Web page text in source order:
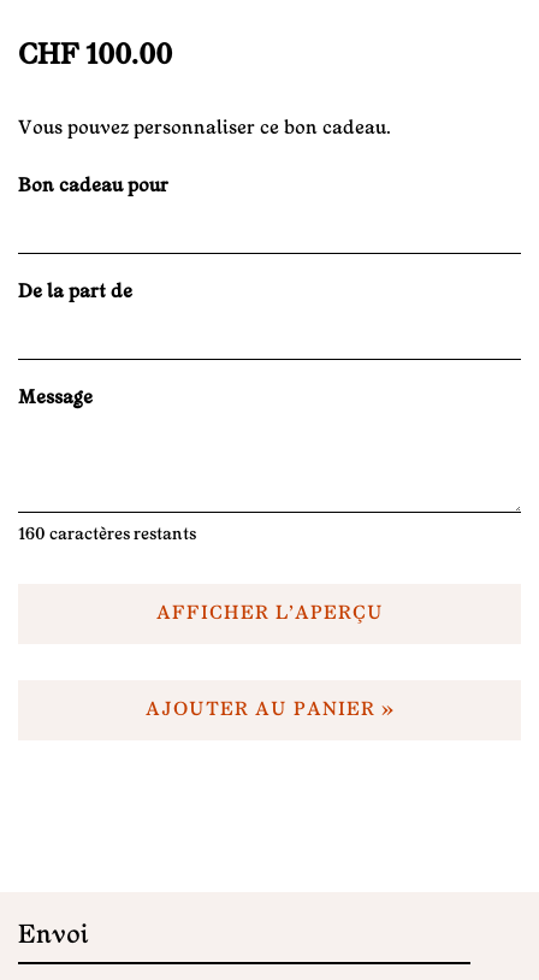
CHF 100.00
Vous pouvez personnaliser ce bon cadeau.
Bon cadeau pour
De la part de
Message
160 caractères restants
AFFICHER L'APERÇU
AJOUTER AU PANIER »
Envoi